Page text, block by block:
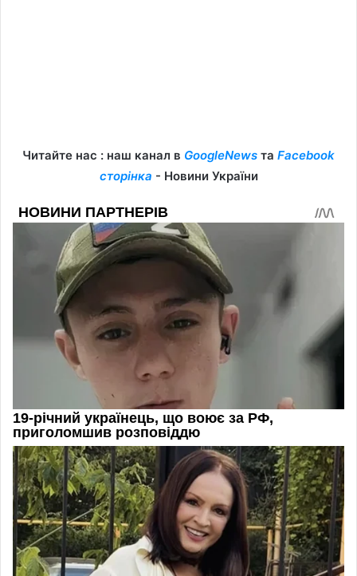
Читайте нас : наш канал в GoogleNews та Facebook
сторінка - Новини України